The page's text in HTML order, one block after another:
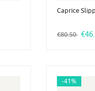
Caprice
€80.50
-41%